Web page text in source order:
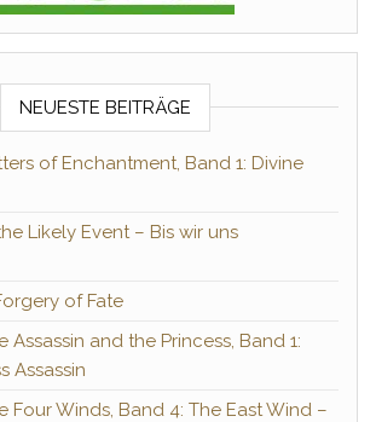
NEUESTE BEITRÄGE
of Enchantment, Band 1: Divine
Likely Event – Bis wir uns
of Fate
Assassin and the Princess, Band 1:
Assassin
Four Winds, Band 4: The East Wind –